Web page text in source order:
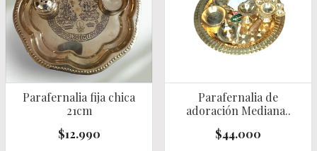
Parafernalia fija chica
21cm
$12.990
Parafernalia de
adoración Mediana..
$44.000